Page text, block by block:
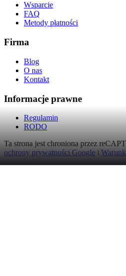
Wsparcie
FAQ
Metody płatności
Firma
Blog
O nas
Kontakt
Informacje prawne
Regulamin
RODO
Ta strona jest chroniona przez
ochrony prywatności Google i